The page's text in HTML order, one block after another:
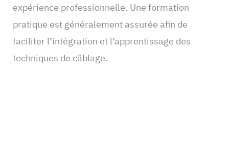
expérience professionnelle. Une formation
pratique est généralement assurée afin de
faciliter l’intégration et l’apprentissage des
techniques de câblage.